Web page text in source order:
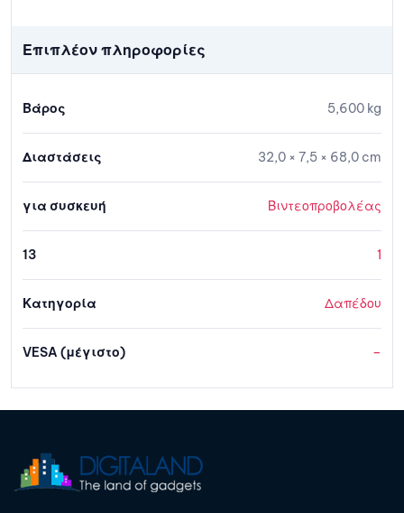
Επιπλέον πληροφορίες
Βάρος 5,600 kg
Διαστάσεις 32,0 × 7,5 × 68,0 cm
για συσκευή Βιντεοπροβολέας
13 1
Κατηγορία Δαπέδου
VESA (μέγιστο) –